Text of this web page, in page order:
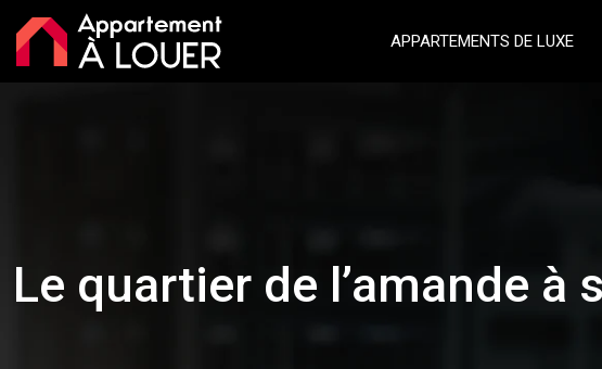
APPARTEMENTS DE LUXE
Le quartier de l’amande